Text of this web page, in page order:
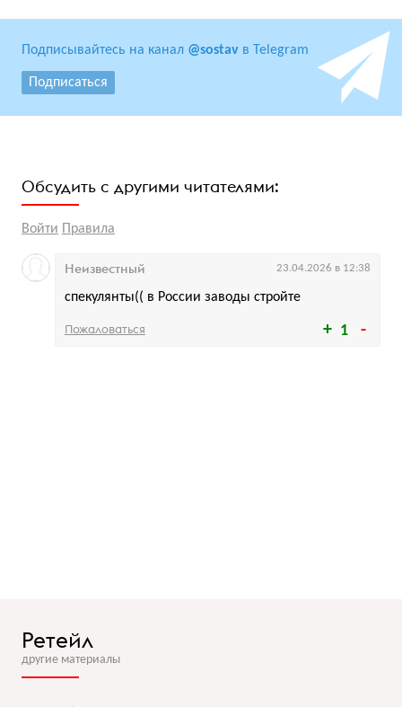
Подписывайтесь на канал @sostav в Telegram
Подписаться
Обсудить с другими читателями:
Войти Правила
1
спекулянты(( в России заводы стройте
Неизвестный 23.04.2026 в 12:38
Пожаловаться
Ретейл
другие материалы